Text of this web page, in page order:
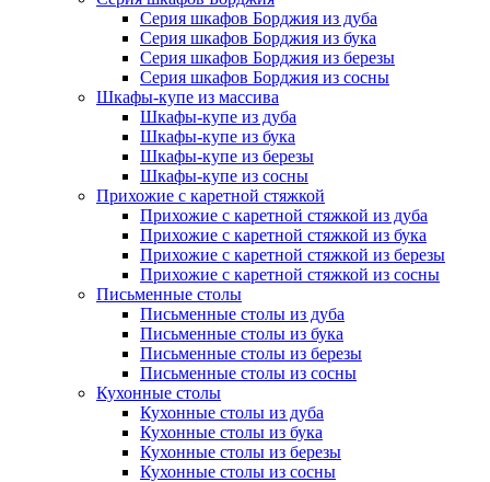
Серия шкафов Борджия из дуба
Серия шкафов Борджия из бука
Серия шкафов Борджия из березы
Серия шкафов Борджия из сосны
Шкафы-купе из массива
Шкафы-купе из дуба
Шкафы-купе из бука
Шкафы-купе из березы
Шкафы-купе из сосны
Прихожие с каретной стяжкой
Прихожие с каретной стяжкой из дуба
Прихожие с каретной стяжкой из бука
Прихожие с каретной стяжкой из березы
Прихожие с каретной стяжкой из сосны
Письменные столы
Письменные столы из дуба
Письменные столы из бука
Письменные столы из березы
Письменные столы из сосны
Кухонные столы
Кухонные столы из дуба
Кухонные столы из бука
Кухонные столы из березы
Кухонные столы из сосны